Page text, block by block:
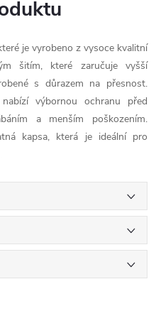
je vyrobeno z vysoce kvalitní
šitím, které zaručuje vyšší
s důrazem na přesnost.
výbornou ochranu před
a menším poškozením.
kapsa, která je ideální pro